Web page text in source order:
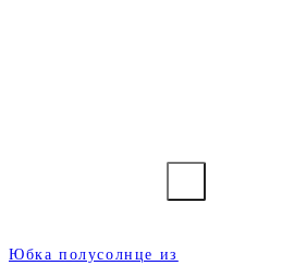
Юбка полусолнце из